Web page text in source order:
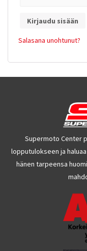
Kirjaudu sisään
Salasana unohtunut?
Supermoto Center
lopputulokseen ja
hänen tarpeensa